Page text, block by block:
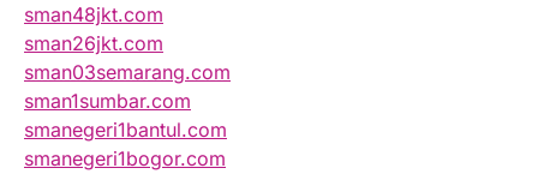
sman48jkt.com
sman26jkt.com
sman03semarang.com
sman1sumbar.com
smanegeri1bantul.com
smanegeri1bogor.com